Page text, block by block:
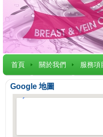
首頁 關於我們 服務項
Google 地圖